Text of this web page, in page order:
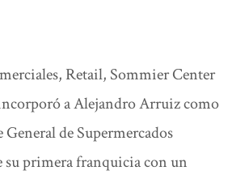
, Retail, Sommier Center
a Alejandro Arruiz como
de Supermercados
primera franquicia con un